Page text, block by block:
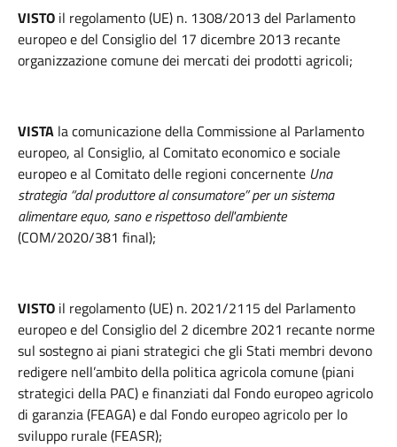
VISTO il regolamento (UE) n. 1308/2013 del Parlamento
europeo e del Consiglio del 17 dicembre 2013 recante
organizzazione comune dei mercati dei prodotti agricoli;
VISTA la comunicazione della Commissione al Parlamento
europeo, al Consiglio, al Comitato economico e sociale
europeo e al Comitato delle regioni concernente Una
strategia “dal produttore al consumatore” per un sistema
alimentare equo, sano e rispettoso dell'ambiente
(COM/2020/381 final);
VISTO il regolamento (UE) n. 2021/2115 del Parlamento
europeo e del Consiglio del 2 dicembre 2021 recante norme
sul sostegno ai piani strategici che gli Stati membri devono
redigere nell’ambito della politica agricola comune (piani
strategici della PAC) e finanziati dal Fondo europeo agricolo
di garanzia (FEAGA) e dal Fondo europeo agricolo per lo
sviluppo rurale (FEASR);